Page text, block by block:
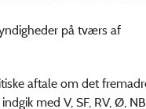
på tværs af
aftale om det
med V, SF, RV, Ø,